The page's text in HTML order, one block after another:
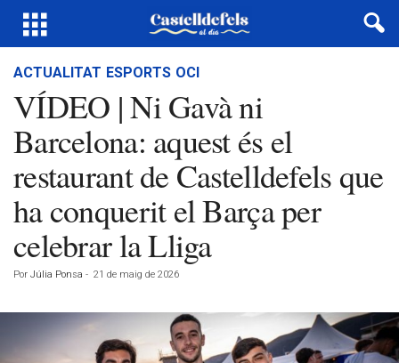
ACTUALITAT ESPORTS OCI
VÍDEO | Ni Gavà ni
Barcelona: aquest és el
restaurant de Castelldefels que
ha conquerit el Barça per
celebrar la Lliga
Por Júlia Ponsa - 21 de maig de 2026